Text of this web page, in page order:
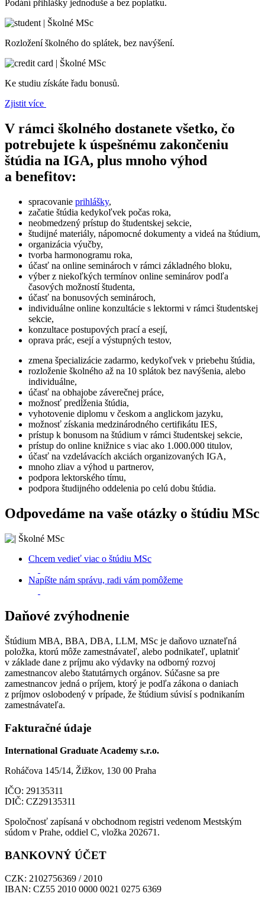
Podání přihlášky jednoduše a bez poplatku.
Rozložení školného do splátek, bez navýšení.
Ke studiu získáte řadu bonusů.
Zjistit více
V rámci školného dostanete všetko, čo
potrebujete k úspešnému zakončeniu
štúdia na IGA, plus mnoho výhod
a benefitov:
spracovanie prihlášky,
začatie štúdia kedykoľvek počas roka,
neobmedzený prístup do študentskej sekcie,
študijné materiály, nápomocné dokumenty a videá na štúdium,
organizácia výučby,
tvorba harmonogramu roka,
účasť na online seminároch v rámci základného bloku,
výber z niekoľkých termínov online seminárov podľa
časových možností študenta,
účasť na bonusových seminároch,
individuálne online konzultácie s lektormi v rámci študentskej
sekcie,
konzultace postupových prací a esejí,
oprava prác, esejí a výstupných testov,
zmena špecializácie zadarmo, kedykoľvek v priebehu štúdia,
rozloženie školného až na 10 splátok bez navýšenia, alebo
individuálne,
účasť na obhajobe záverečnej práce,
možnosť predĺženia štúdia,
vyhotovenie diplomu v českom a anglickom jazyku,
možnosť získania medzinárodného certifikátu IES,
prístup k bonusom na štúdium v ​​rámci študentskej sekcie,
prístup do online knižnice s viac ako 1.000.000 titulov,
účasť na vzdelávacích akciách organizovaných IGA,
mnoho zliav a výhod u partnerov,
podpora lektorského tímu,
podpora študijného oddelenia po celú dobu štúdia.
Odpovedáme na vaše otázky o štúdiu MSc
Chcem vedieť viac o štúdiu MSc
Napíšte nám správu, radi vám pomôžeme
Daňové zvýhodnenie
Štúdium MBA, BBA, DBA, LLM, MSc je daňovo uznateľná
položka, ktorú môže zamestnávateľ, alebo podnikateľ, uplatniť
v základe dane z príjmu ako výdavky na odborný rozvoj
zamestnancov alebo štatutárnych orgánov. Súčasne sa pre
zamestnancov jedná o príjem, ktorý je podľa zákona o daniach
z príjmov oslobodený v prípade, že štúdium súvisí s podnikaním
zamestnávateľa.
Fakturačné údaje
International Graduate Academy s.r.o.
Roháčova 145/14, Žižkov, 130 00 Praha
IČO: 29135311
DIČ: CZ29135311
Spoločnosť zapísaná v obchodnom registri vedenom Mestským
súdom v Prahe, oddiel C, vložka 202671.
BANKOVNÝ ÚČET
CZK: 2102756369 / 2010
IBAN: CZ55 2010 0000 0021 0275 6369